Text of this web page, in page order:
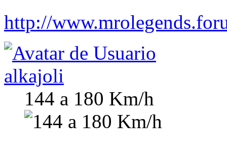
http://
alkajoli
144 a 180 Km/h